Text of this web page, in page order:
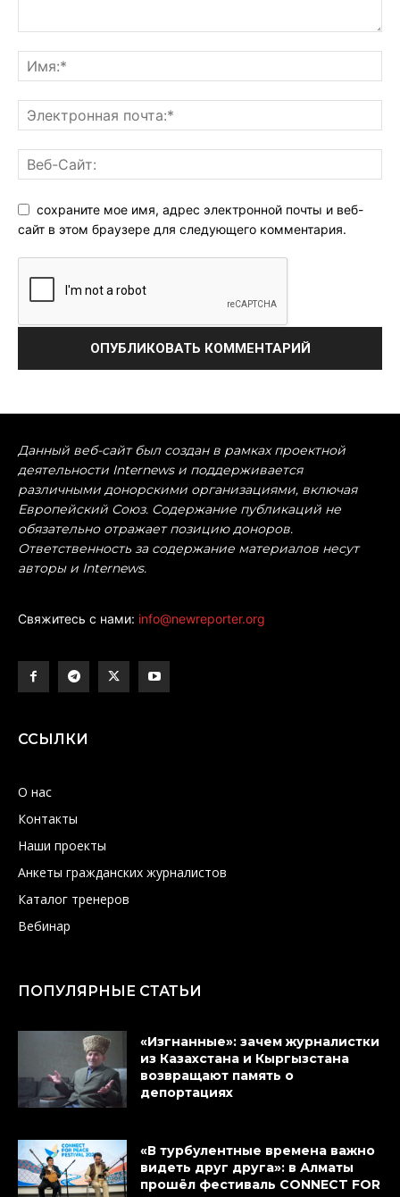
сохраните мое имя, адрес электронной почты и веб-
сайт в этом браузере для следующего комментария.
Данный веб-сайт был создан в рамках проектной
деятельности Internews и поддерживается
различными донорскими организациями, включая
Европейский Союз. Содержание публикаций не
обязательно отражает позицию доноров.
Ответственность за содержание материалов несут
авторы и Internews.
Свяжитесь с нами: info@newreporter.org
ССЫЛКИ
О нас
Контакты
Наши проекты
Анкеты гражданских журналистов
Каталог тренеров
Вебинар
ПОПУЛЯРНЫЕ СТАТЬИ
«Изгнанные»: зачем журналистки
из Казахстана и Кыргызстана
возвращают память о
депортациях
«В турбулентные времена важно
видеть друг друга»: в Алматы
прошёл фестиваль CONNECT FOR